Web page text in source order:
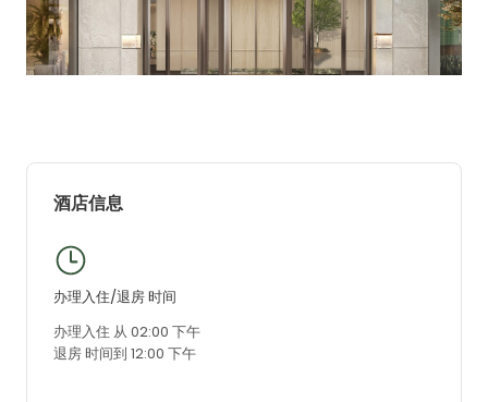
酒店信息
办理入住/退房 时间
办理入住 从 02:00 下午
退房 时间到 12:00 下午